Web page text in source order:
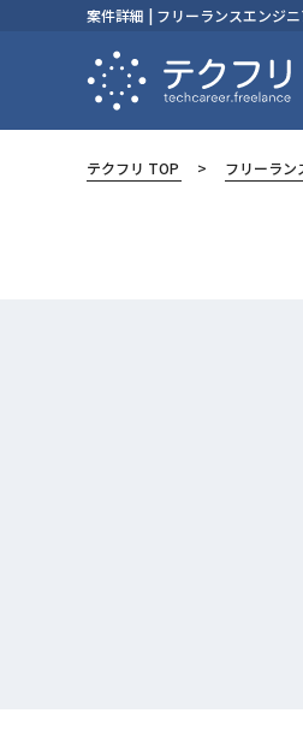
案件詳細 | フリーランスエンジ
テクフリ TOP フリーラン